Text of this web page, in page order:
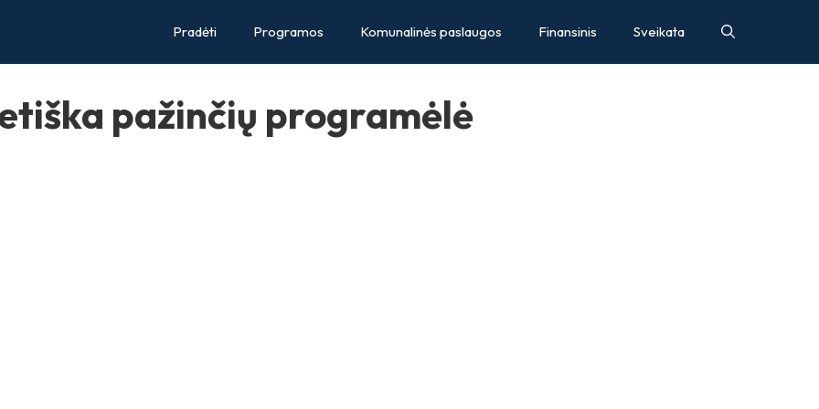
Pradėti Programos Komunalinės paslaugos Finansinis Sveikata
pažinčių programėlė